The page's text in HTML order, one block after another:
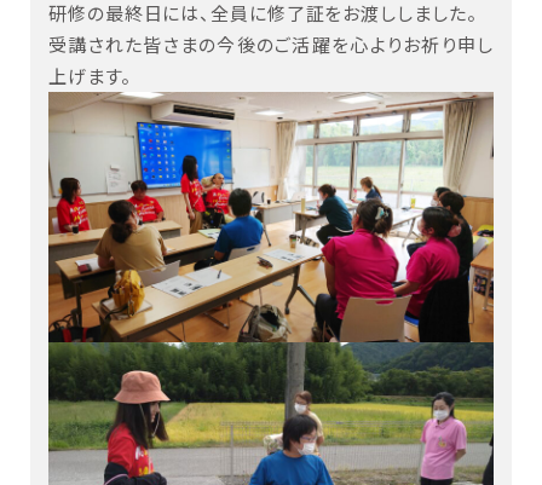
研修の最終日には、全員に修了証をお渡ししました。
受講された皆さまの今後のご活躍を心よりお祈り申し
上げます。